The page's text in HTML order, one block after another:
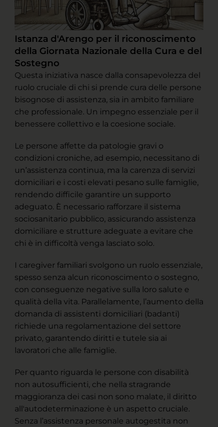
Istanza d'Arengo per il riconoscimento
della Giornata Nazionale della Cura e del
Sostegno
Questa iniziativa nasce dalla consapevolezza del
ruolo cruciale di chi si prende cura delle persone
bisognose di assistenza, sia in ambito familiare
che professionale. Un impegno essenziale per il
benessere collettivo e la coesione sociale.
Le persone affette da patologie gravi o
condizioni croniche, ad esempio, necessitano di
un’assistenza continua, ma la carenza di servizi
domiciliari e i costi elevati pesano sulle famiglie,
rendendo difficile garantire un supporto
adeguato. È necessario rafforzare il sistema
sociosanitario pubblico, assicurando assistenza
domiciliare e strutture adeguate a evitare che
chi è in difficoltà venga lasciato solo.
I caregiver familiari svolgono un ruolo essenziale,
spesso senza alcun riconoscimento o sostegno,
con conseguenze negative sulla loro salute e
qualità della vita. Parallelamente, l’aumento della
domanda di assistenti domiciliari (badanti)
richiede una regolamentazione del settore
privato, garantendo diritti e tutele sia ai
lavoratori che alle famiglie.
Per quanto riguarda le persone con disabilità
non autosufficienti, che nella stragrande
maggioranza dei casi non sono malate, il diritto
all'autodeterminazione è un aspetto cruciale.
Senza l’assistenza personale autogestita non